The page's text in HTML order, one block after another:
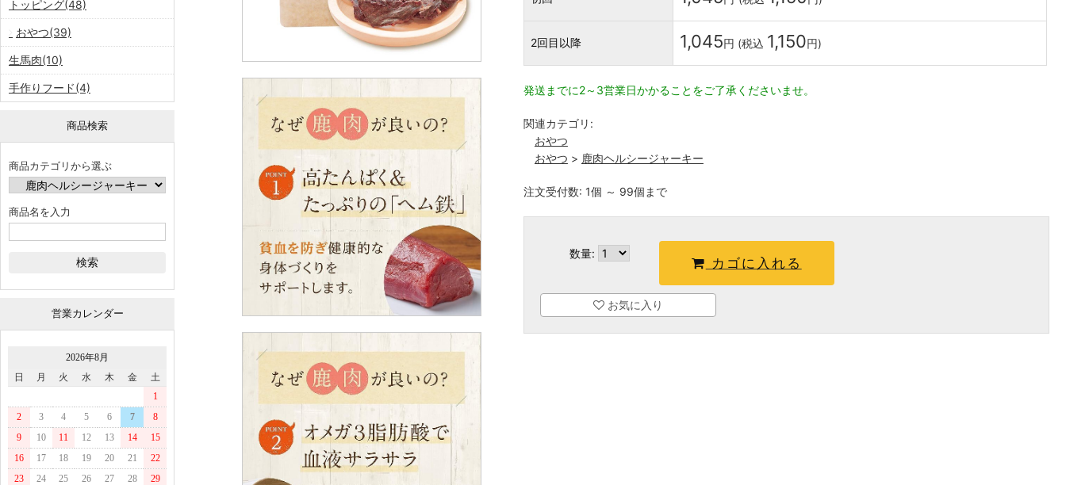
トッピング(48)
おやつ(39)
生馬肉(10)
手作りフード(4)
商品検索
商品カテゴリから選ぶ
商品名を入力
営業カレンダー
2026年8月
日
月 火 水 木 金
土
1
2
3 4 5 6 7
8
9
10 11 12 13 14
15
16
17 18 19 20 21
22
23
24 25 26 27 28
29
2回目以降 1,045円 (税込 1,150円)
発送までに2～3営業日かかることをご了承くださいませ。
関連カテゴリ:
おやつ
おやつ > 鹿肉ヘルシージャーキー
注文受付数: 1個 ～ 99個まで
数量:
カゴに入れる
お気に入り